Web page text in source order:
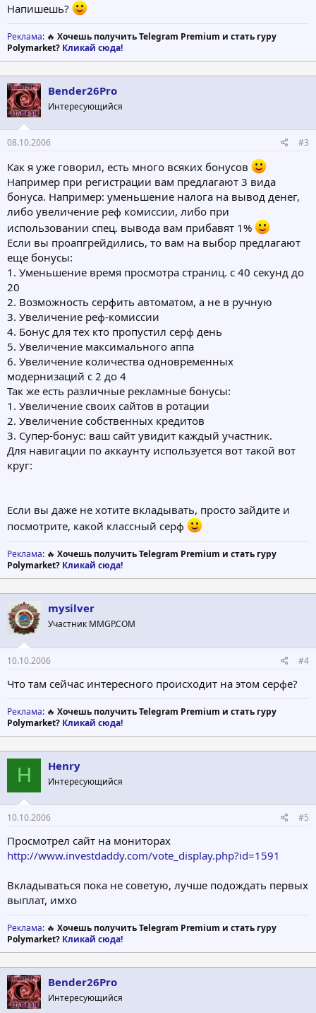
Напишешь?
Реклама: 🔥 Хочешь получить Telegram Premium и стать гуру
Polymarket? Кликай сюда!
Bender26Pro
Интересующийся
08.10.2006 #3
Как я уже говорил, есть много всяких бонусов
Например при регистрации вам предлагают 3 вида
бонуса. Например: уменьшение налога на вывод денег,
либо увеличение реф комиссии, либо при
использовании спец. вывода вам прибавят 1%
Если вы проапгрейдились, то вам на выбор предлагают
еще бонусы:
1. Уменьшение время просмотра страниц. с 40 секунд до
20
2. Возможность серфить автоматом, а не в ручную
3. Увеличение реф-комиссии
4. Бонус для тех кто пропустил серф день
5. Увеличение максимального аппа
6. Увеличение количества одновременных
модернизаций с 2 до 4
Так же есть различные рекламные бонусы:
1. Увеличение своих сайтов в ротации
2. Увеличение собственных кредитов
3. Супер-бонус: ваш сайт увидит каждый участник.
Для навигации по аккаунту используется вот такой вот
круг:
Если вы даже не хотите вкладывать, просто зайдите и
посмотрите, какой классный серф
Реклама: 🔥 Хочешь получить Telegram Premium и стать гуру
Polymarket? Кликай сюда!
mysilver
Участник MMGP.COM
10.10.2006 #4
Что там сейчас интересного происходит на этом серфе?
Реклама: 🔥 Хочешь получить Telegram Premium и стать гуру
Polymarket? Кликай сюда!
H Henry
Интересующийся
10.10.2006 #5
Просмотрел сайт на мониторах
http://www.investdaddy.com/vote_display.php?id=1591
Вкладываться пока не советую, лучше подождать первых
выплат, имхо
Реклама: 🔥 Хочешь получить Telegram Premium и стать гуру
Polymarket? Кликай сюда!
Bender26Pro
Интересующийся